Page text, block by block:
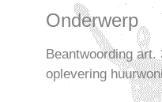
Onderwerp
Beantwoording
oplevering